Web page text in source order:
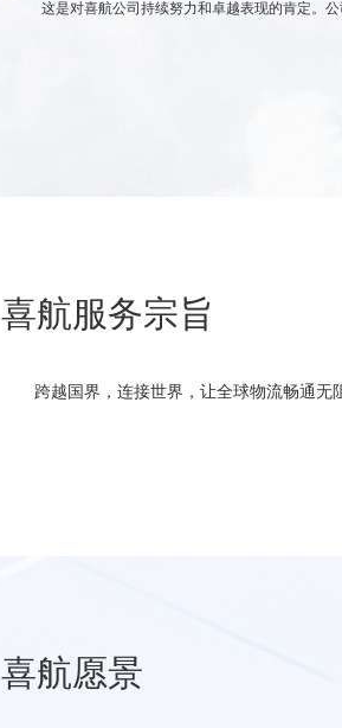
这是对喜航公司持续努力和卓越表现的肯定。
喜航服务宗旨
跨越国界，连接世界，让全球物流畅通
喜航愿景